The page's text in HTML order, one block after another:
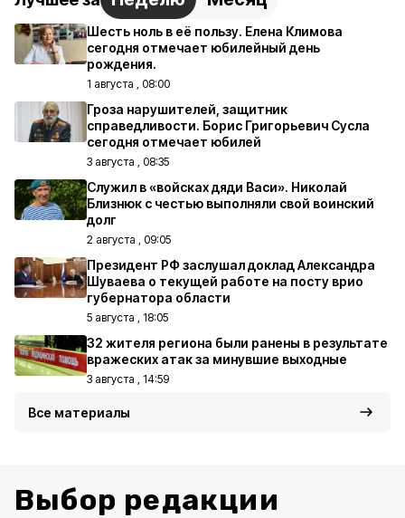
Шесть ноль в её пользу. Елена Климова
сегодня отмечает юбилейный день
рождения.
1 августа , 08:00
Гроза нарушителей, защитник
справедливости. Борис Григорьевич Сусла
сегодня отмечает юбилей
3 августа , 08:35
Служил в «войсках дяди Васи». Николай
Близнюк с честью выполняли свой воинский
долг
2 августа , 09:05
Президент РФ заслушал доклад Александра
Шуваева о текущей работе на посту врио
губернатора области
5 августа , 18:05
32 жителя региона были ранены в результате
вражеских атак за минувшие выходные
3 августа , 14:59
Все материалы
Выбор редакции